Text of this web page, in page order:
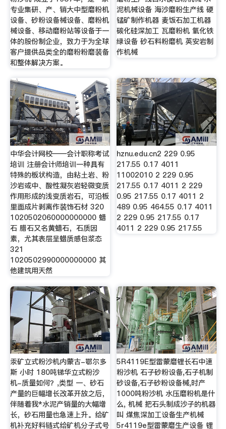
专业集研、产、销大中型磨粉机
设备、砂粉设备械设备、磨粉机
械设备、移动磨粉站等设备于一
体的股份制企业，致力于为全球
客户提供品类全的磨粉粉磨装备
和整体解决方案。
泥机械设备 海沙磨粉生产线 硬
锰矿制作机器 麦饭石加工机器
碳化硅深加工 瓦磨粉机 氧化铁
绿设备 砂石料粉磨机 英安岩制
作机械
中华会计网校——会计职称考试
培训 注册会计师培训一种具有
特殊的板状构造，由粘土岩、粉
沙岩或中、酸性凝灰岩轻微变质
作用形成的浅变质岩石，可沿板
里面成片剥离作装饰石材 320
1020502060000000000 蜡
石 腊石又名黄蜡石，石质因
素，尤其表层呈蜡质感包浆态
321
1020502990000000000 其
他建筑用天然
hznu.edu.cn2 229 0.95
217.55 0.17 4011
11002010 2 229 0.95
217.55 0.17 4011 2 229
0.95 217.55 0.17 4011 2
489 0.95 464.55 0.17 4011
2 229 0.95 217.55 0.17
4011 2 229 0.95 217.55
汞矿立式粉沙机内蒙古-鄂尔多
斯 小时 180吨锑华立式粉沙
机-质量如何？,类型 一、砂石
产量的巨幅增长改革开放之后，
伴随着我*水泥产销量的大幅增
长，砂石用量也急速上升。给矿
机补充好料链式给矿机分子式号
5R4119E型雷蒙磨锂长石中速
粉沙机 石子砂粉设备,石子机制
砂设备,石子砂粉设备械,时产
1000吨粉沙机 水压磨粉机是什
么, 机械 把石头制成沙子的机器
叫 煤焦深加工设备生产机械
5r4119e型雷蒙磨生产设备 锂